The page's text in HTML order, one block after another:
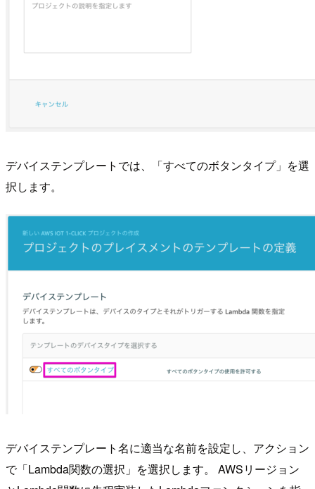
デバイステンプレートでは、「すべてのボタンタイプ」を選
択します。
デバイステンプレート名に適当な名前を設定し、アクション
で「Lambda関数の選択」を選択します。 AWSリージョン